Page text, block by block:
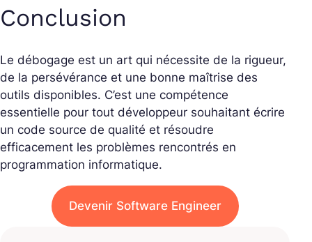
Conclusion
Le débogage est un art qui nécessite de la rigueur,
de la persévérance et une bonne maîtrise des
outils disponibles. C’est une compétence
essentielle pour tout développeur souhaitant écrire
un code source de qualité et résoudre
efficacement les problèmes rencontrés en
programmation informatique.
Devenir Software Engineer